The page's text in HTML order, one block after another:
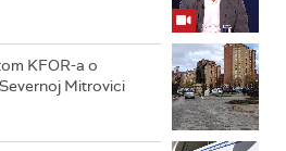
KFOR-a o
Mitrovici